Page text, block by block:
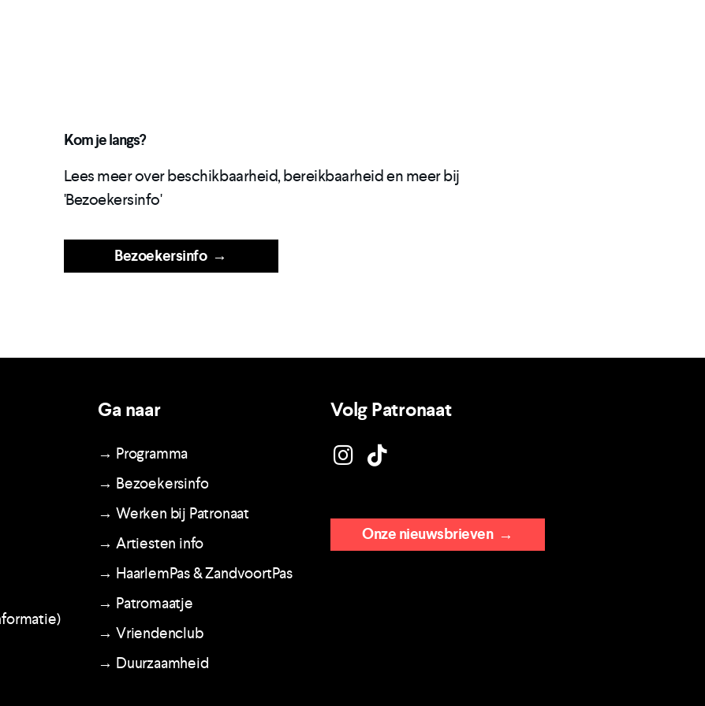
Kom je langs?
Lees meer over beschikbaarheid, bereikbaarheid en meer bij
'Bezoekersinfo'
Bezoekersinfo→
Ga naar
→ Programma
→ Bezoekersinfo
→ Werken bij Patronaat
→ Artiesten info
→ HaarlemPas & ZandvoortPas
→ Patromaatje
→ Vriendenclub
→ Duurzaamheid
Volg Patronaat
Onze nieuwsbrieven→